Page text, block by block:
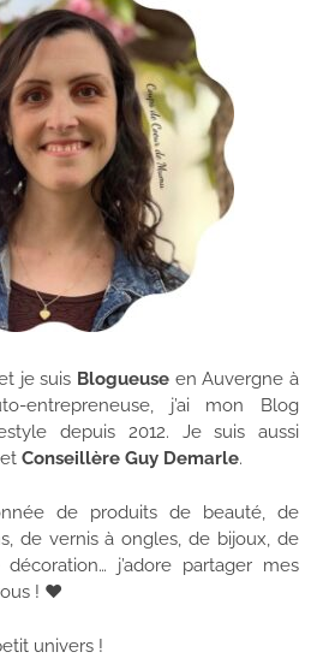
je suis Blogueuse en Auvergne à
entrepreneuse, j’ai mon Blog
depuis 2012. Je suis aussi
et Conseillère Guy Demarle.
de produits de beauté, de
de vernis à ongles, de bijoux, de
j’adore partager mes
! ♥
univers !